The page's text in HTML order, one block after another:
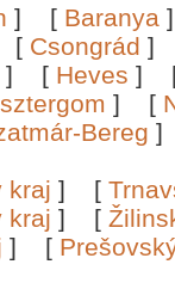
] [ Baranya
[ Csongrád ]
] [ Heves ]
] [
Bereg ]
kraj ] [
kraj ] [
] [